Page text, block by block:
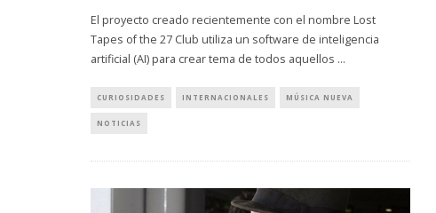
El proyecto creado recientemente con el nombre Lost
Tapes of the 27 Club utiliza un software de inteligencia
artificial (AI) para crear tema de todos aquellos ...
CURIOSIDADES INTERNACIONALES MÚSICA NUEVA
NOTICIAS